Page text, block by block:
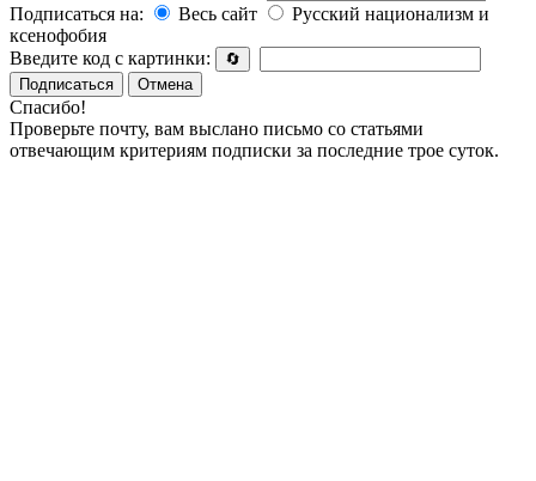
Подписаться на:
Весь сайт
Русский национализм и
ксенофобия
Введите код с картинки:
🔄
Подписаться
Отмена
Спасибо!
Проверьте почту, вам выслано письмо со статьями
отвечающим критериям подписки за последние трое суток.